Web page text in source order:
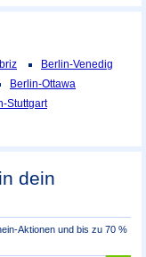
Berlin-Venedig
Berlin-Ottawa
Stuttgart
dein
Aktionen und bis zu 70 %